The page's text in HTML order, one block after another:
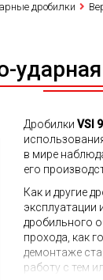
дробилки
Дробилки VSI
в мире
его
Как и другие
эксплуатации
дробильного
прохода, как
демонтаже
работу с тем